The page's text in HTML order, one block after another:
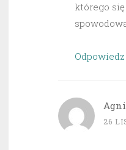
którego
Odpowiedz
26